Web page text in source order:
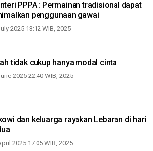
PPPA : Permainan tradisional dapat
penggunaan gawai
2025 13:12 WIB, 2025
tidak cukup hanya modal cinta
2025 22:40 WIB, 2025
dan keluarga rayakan Lebaran di hari
2025 17:05 WIB, 2025